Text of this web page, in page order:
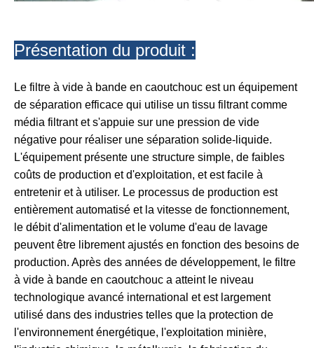
Présentation du produit :
Le filtre à vide à bande en caoutchouc est un équipement
de séparation efficace qui utilise un tissu filtrant comme
média filtrant et s'appuie sur une pression de vide
négative pour réaliser une séparation solide-liquide.
L'équipement présente une structure simple, de faibles
coûts de production et d'exploitation, et est facile à
entretenir et à utiliser. Le processus de production est
entièrement automatisé et la vitesse de fonctionnement,
le débit d'alimentation et le volume d'eau de lavage
peuvent être librement ajustés en fonction des besoins de
production. Après des années de développement, le filtre
à vide à bande en caoutchouc a atteint le niveau
technologique avancé international et est largement
utilisé dans des industries telles que la protection de
l'environnement énergétique, l'exploitation minière,